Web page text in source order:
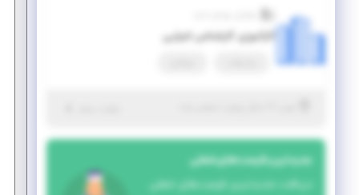
کارآموزی کارشناس اجرایی
جدیدترین فرصت‌های شغلی
دریافت جدیدترین فرصت‌های شغلی